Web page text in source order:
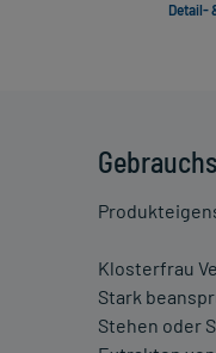
Klosterfrau
Stark
Stehen oder
Detail-